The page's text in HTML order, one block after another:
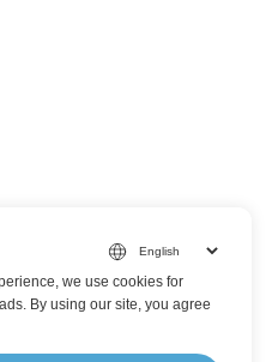
we use cookies for
By using our site, you agree